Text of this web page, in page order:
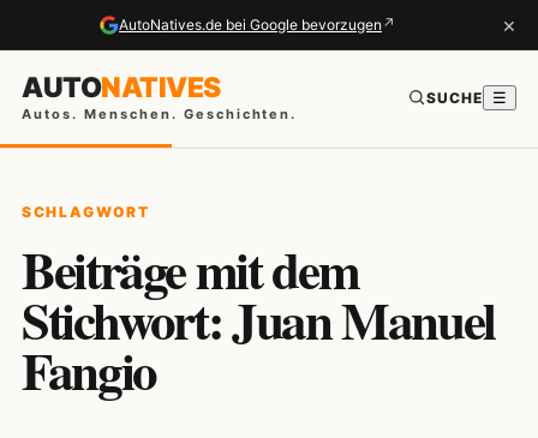
AutoNatives.de bei Google bevorzugen ↗ ×
AUTONATIVES
Autos. Menschen. Geschichten.
SUCHE ☰
SCHLAGWORT
Beiträge mit dem
Stichwort: Juan Manuel
Fangio